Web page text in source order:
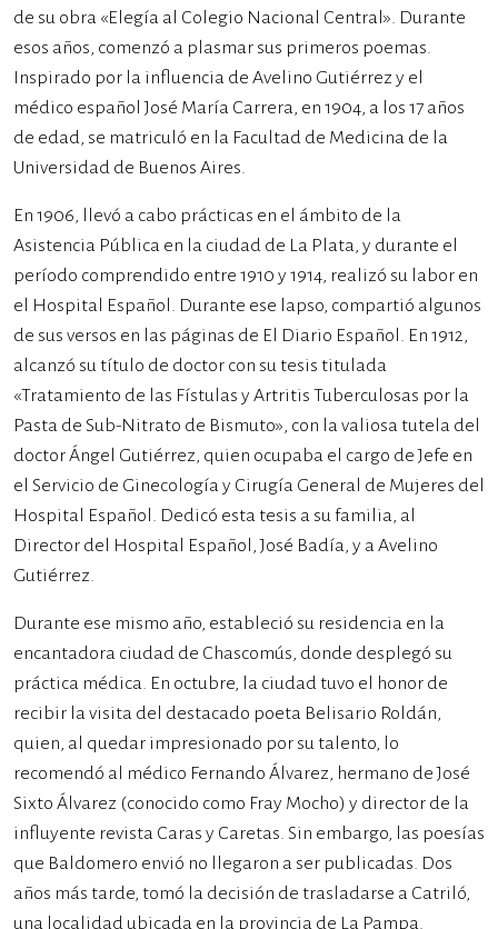
de su obra «Elegía al Colegio Nacional Central». Durante
esos años, comenzó a plasmar sus primeros poemas.
Inspirado por la influencia de Avelino Gutiérrez y el
médico español José María Carrera, en 1904, a los 17 años
de edad, se matriculó en la Facultad de Medicina de la
Universidad de Buenos Aires.
En 1906, llevó a cabo prácticas en el ámbito de la
Asistencia Pública en la ciudad de La Plata, y durante el
período comprendido entre 1910 y 1914, realizó su labor en
el Hospital Español. Durante ese lapso, compartió algunos
de sus versos en las páginas de El Diario Español. En 1912,
alcanzó su título de doctor con su tesis titulada
«Tratamiento de las Fístulas y Artritis Tuberculosas por la
Pasta de Sub-Nitrato de Bismuto», con la valiosa tutela del
doctor Ángel Gutiérrez, quien ocupaba el cargo de Jefe en
el Servicio de Ginecología y Cirugía General de Mujeres del
Hospital Español. Dedicó esta tesis a su familia, al
Director del Hospital Español, José Badía, y a Avelino
Gutiérrez.
Durante ese mismo año, estableció su residencia en la
encantadora ciudad de Chascomús, donde desplegó su
práctica médica. En octubre, la ciudad tuvo el honor de
recibir la visita del destacado poeta Belisario Roldán,
quien, al quedar impresionado por su talento, lo
recomendó al médico Fernando Álvarez, hermano de José
Sixto Álvarez (conocido como Fray Mocho) y director de la
influyente revista Caras y Caretas. Sin embargo, las poesías
que Baldomero envió no llegaron a ser publicadas. Dos
años más tarde, tomó la decisión de trasladarse a Catriló,
una localidad ubicada en la provincia de La Pampa.